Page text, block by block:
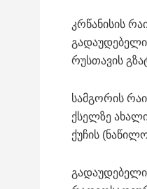
კრწანისის
გადაუდებელი
რუსთავის
სამგორის
ქსელზე
ქუჩის
გადაუდებელი